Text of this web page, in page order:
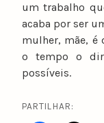
um trabalho
acaba por ser
mulher, mãe,
o tempo o
possíveis.
PARTILHAR: